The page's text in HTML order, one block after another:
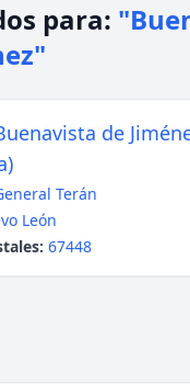
para:
de
Terán
León
67448